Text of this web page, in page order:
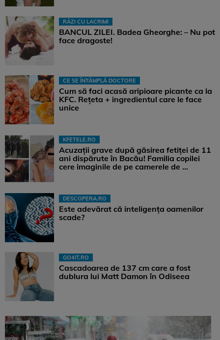
RÂZI CU LACRIMI
BANCUL ZILEI. Badea Gheorghe: – Nu pot
face dragoste!
CE SE ÎNTÂMPLĂ DOCTORE
Cum să faci acasă aripioare picante ca la
KFC. Rețeta + ingredientul care le face
unice
KFETELE.RO
Acuzații grave după găsirea fetiței de 11
ani dispărute în Bacău! Familia copilei
cere imaginile de pe camerele de ...
DESCOPERA.RO
Este adevărat că inteligența oamenilor
scade?
GO4IT.RO
Cascadoarea de 137 cm care a fost
dublura lui Matt Damon în Odiseea